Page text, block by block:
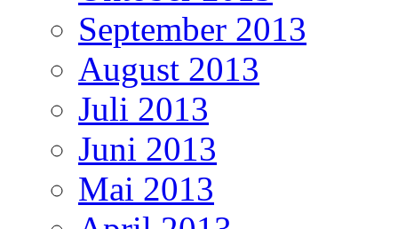
September 2013
August 2013
Juli 2013
Juni 2013
Mai 2013